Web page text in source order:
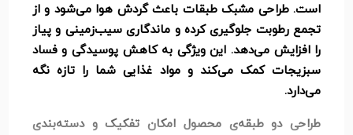
است. طراحی مشبک طبقات باعث گردش هوا می‌شود و از
تجمع رطوبت جلوگیری کرده و ماندگاری سیب‌زمینی و پیاز
را افزایش می‌دهد. این ویژگی به کاهش پوسیدگی و فساد
سبزیجات کمک می‌کند و مواد غذایی شما را تازه نگه
می‌دارد.
طراحی دو طبقه‌ی محصول امکان تفکیک و دسته‌بندی